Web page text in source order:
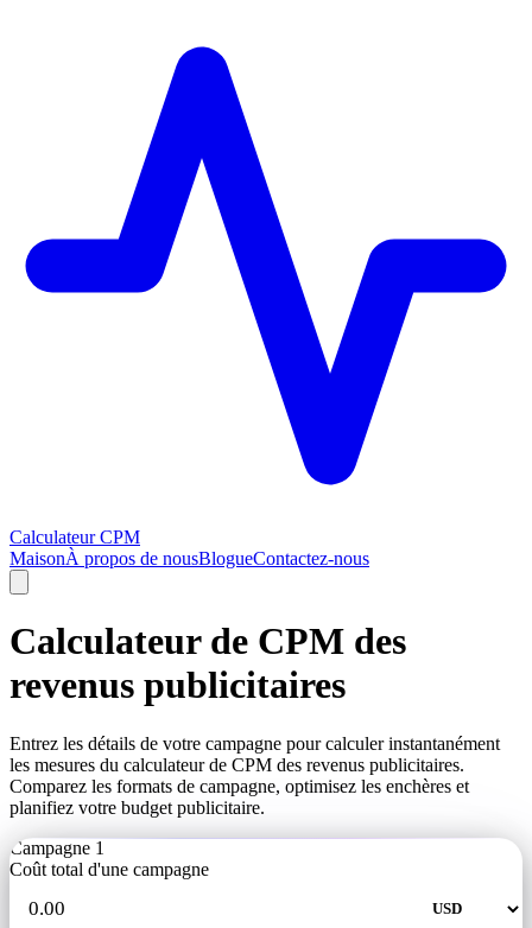
Calculateur CPM
MaisonÀ propos de nousBlogueContactez-nous
Calculateur de CPM des
revenus publicitaires
Entrez les détails de votre campagne pour calculer instantanément
les mesures du calculateur de CPM des revenus publicitaires.
Comparez les formats de campagne, optimisez les enchères et
planifiez votre budget publicitaire.
Campagne 1
Coût total d'une campagne